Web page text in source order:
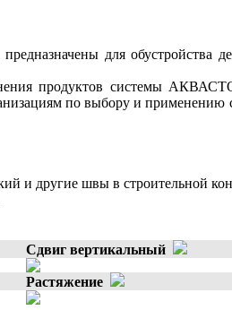
для обустройства
продуктов системы
по выбору и
и другие швы в строительной
Сдвиг вертикальный
Растяжение